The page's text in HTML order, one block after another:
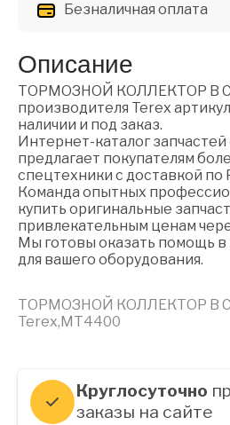
Безналичная оплата
Описание
ТОРМОЗНОЙ КОЛЛЕКТОР В
производителя Terex
наличии и под заказ.
Интернет-каталог
предлагает покупателям
спецтехники с доставкой по
Команда опытных
купить оригинальные
привлекательным ценам
Мы готовы оказать помощь в
для вашего оборудования.
ТОРМОЗНОЙ КОЛЛЕКТОР В
Terex,MT4400
Круглосуточно
заказы на сайте